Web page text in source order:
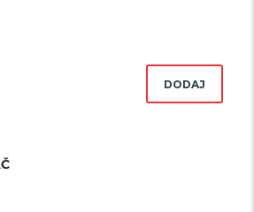
DODAJ